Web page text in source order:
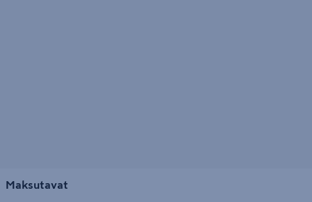
Maksutavat